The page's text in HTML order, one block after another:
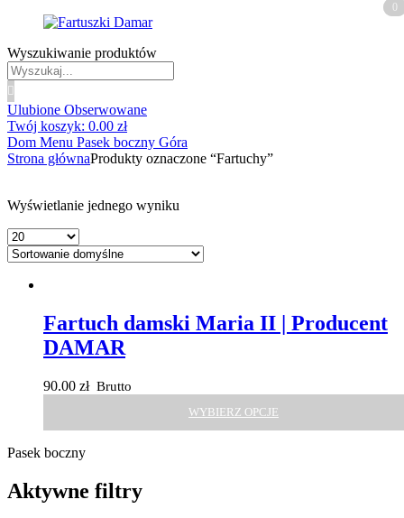
Wyszukiwanie produktów
0
Ulubione Obserwowane
0
Twój koszyk: 0.00 zł
Dom Menu Pasek boczny Góra
Strona głównaProdukty oznaczone “Fartuchy”
Wyświetlanie jednego wyniku
Fartuch damski Maria II | Producent
DAMAR
90.00 zł Brutto
WYBIERZ OPCJE
Pasek boczny
Aktywne filtry